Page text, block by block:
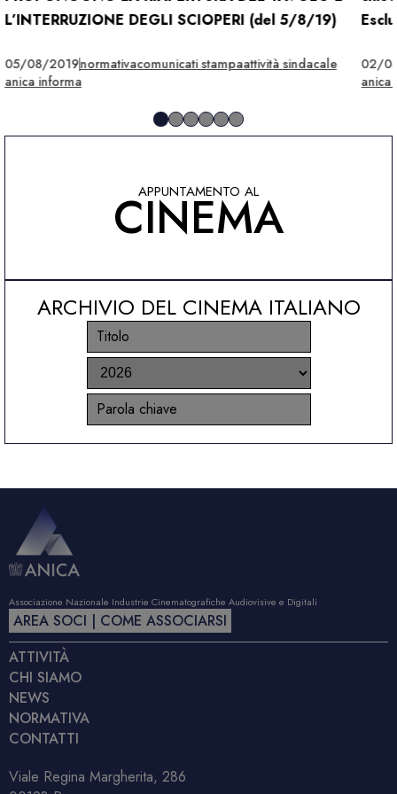
L’INTERRUZIONE DEGLI SCIOPERI (del 5/8/19)
05/08/2019normativacomunicati stampaattività sindacale
anica informa
02/
anica
APPUNTAMENTO AL
CINEMA
ARCHIVIO DEL CINEMA ITALIANO
Associazione Nazionale Industrie Cinematografiche Audiovisive e Digitali
AREA SOCI | COME ASSOCIARSI
ATTIVITÀ
CHI SIAMO
NEWS
NORMATIVA
CONTATTI
Viale Regina Margherita, 286